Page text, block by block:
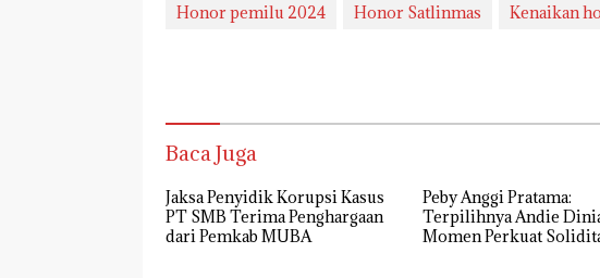
Honor pemilu 2024 Honor Satlinmas Kenaikan
Baca Juga
Jaksa Penyidik Korupsi Kasus
PT SMB Terima Penghargaan
dari Pemkab MUBA
Peby Anggi Pratama:
Terpilihnya Andie
Momen Perkuat